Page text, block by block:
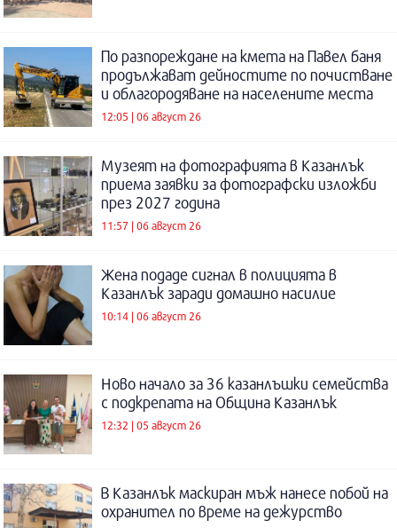
По разпореждане на кмета на Павел баня
продължават дейностите по почистване
и облагородяване на населените места
12:05 | 06 август 26
Музеят на фотографията в Казанлък
приема заявки за фотографски изложби
през 2027 година
11:57 | 06 август 26
Жена подаде сигнал в полицията в
Казанлък заради домашно насилие
10:14 | 06 август 26
Ново начало за 36 казанлъшки семейства
с подкрепата на Община Казанлък
12:32 | 05 август 26
В Казанлък маскиран мъж нанесе побой на
охранител по време на дежурство